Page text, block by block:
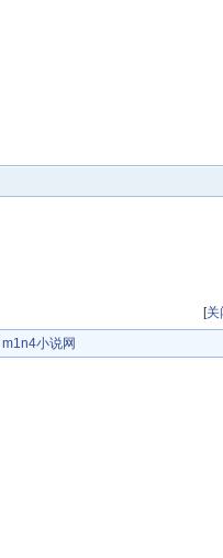
[关
m1n4小说网